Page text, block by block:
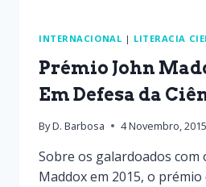
INTERNACIONAL | LITERACIA
Prémio John
Em Defesa da
ByD. Barbosa 4 Novembro, 2015
Sobre os galardoados com
Maddox em 2015, o prémio